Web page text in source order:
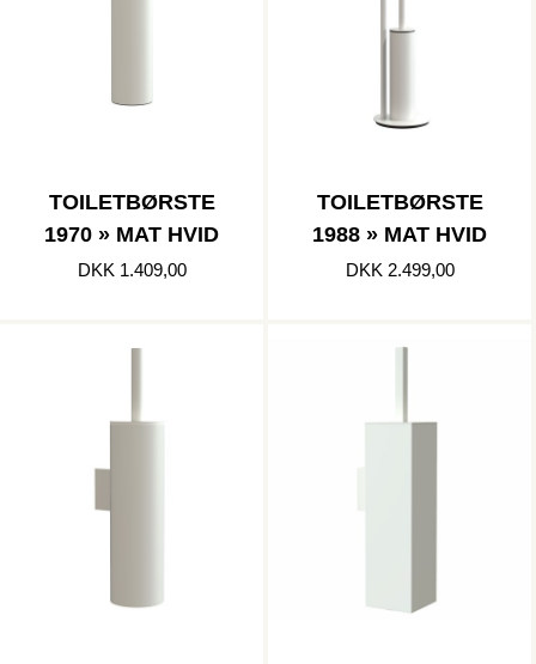
TOILETBØRSTE
1970 » MAT HVID
DKK 1.409,00
TOILETBØRSTE
1988 » MAT HVID
DKK 2.499,00